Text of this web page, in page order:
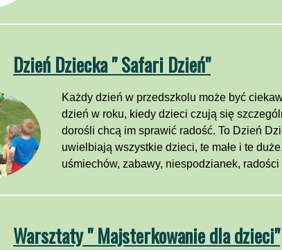
Dzień Dziecka " Safari Dzień"
Każdy dzień w przedszkolu może być
dzień w roku, kiedy dzieci czują się
dorośli chcą im sprawić radość. To Dzień
uwielbiają wszystkie dzieci, te małe i te
uśmiechów, zabawy, niespodzianek, radości
Warsztaty " Majsterkowanie dla dzieci"